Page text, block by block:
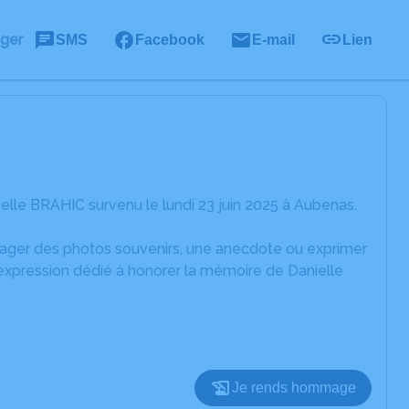
SMS Facebook E-mail Lien
BRAHIC survenu le lundi 23 juin 2025 à Aubenas.
des photos souvenirs, une anecdote ou exprimer
dédié à honorer la mémoire de Danielle
Je rends hommage